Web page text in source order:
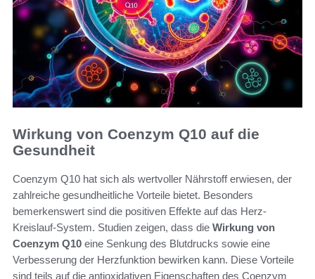
Wirkung von Coenzym Q10 auf die
Gesundheit
Coenzym Q10 hat sich als wertvoller Nährstoff erwiesen, der
zahlreiche gesundheitliche Vorteile bietet. Besonders
bemerkenswert sind die positiven Effekte auf das Herz-
Kreislauf-System. Studien zeigen, dass die Wirkung von
Coenzym Q10 eine Senkung des Blutdrucks sowie eine
Verbesserung der Herzfunktion bewirken kann. Diese Vorteile
sind teils auf die antioxidativen Eigenschaften des Coenzym